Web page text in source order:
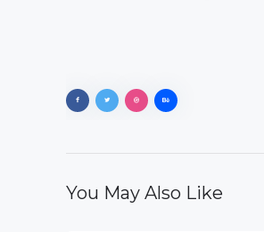
You May Also Like